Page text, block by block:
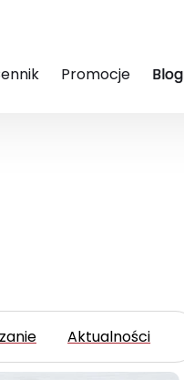
Promocje Blog
Aktualności